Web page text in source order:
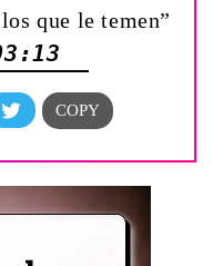
que le temen”